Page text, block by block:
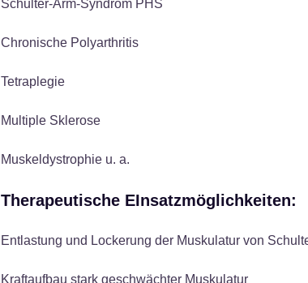
Schulter-Arm-Syndrom PHS
Chronische Polyarthritis
Tetraplegie
Multiple Sklerose
Muskeldystrophie u. a.
Therapeutische EInsatzmöglichkeiten:
Entlastung und Lockerung der Muskulatur von
Kraftaufbau stark geschwächter Muskulatur